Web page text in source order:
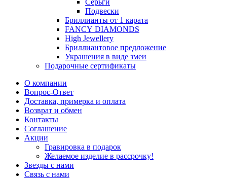
Серьги
Подвески
Бриллианты от 1 карата
FANCY DIAMONDS
High Jewellery
Бриллиантовое предложение
Украшения в виде змеи
Подарочные сертификаты
О компании
Вопрос-Ответ
Доставка, примерка и оплата
Возврат и обмен
Контакты
Соглашение
Акции
Гравировка в подарок
Желаемое изделие в рассрочку!
Звезды с нами
Связь с нами